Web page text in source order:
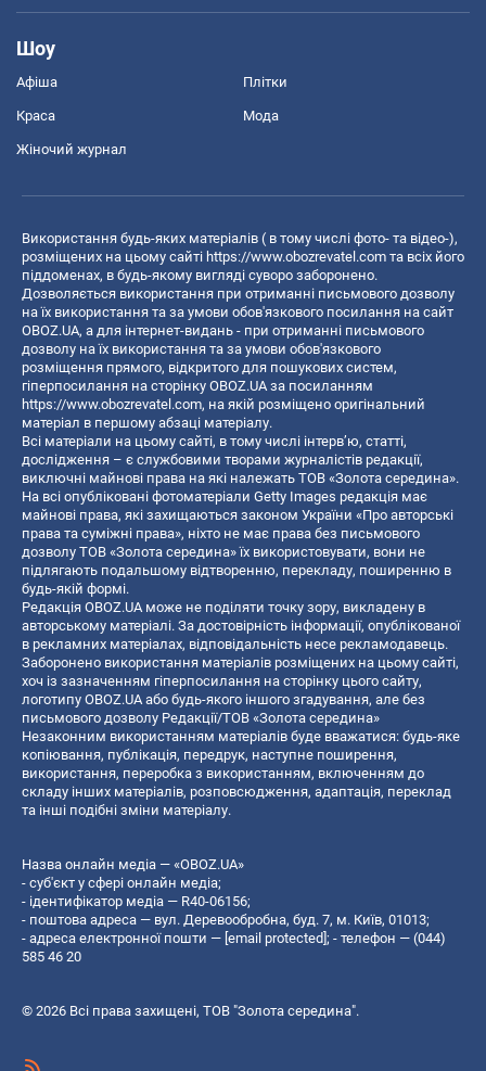
Шоу
Афіша Плітки
Краса Мода
Жіночий журнал
Використання будь-яких матеріалів ( в тому числі фото- та відео-),
розміщених на цьому сайті https://www.obozrevatel.com та всіх його
піддоменах, в будь-якому вигляді суворо заборонено.
Дозволяється використання при отриманні письмового дозволу
на їх використання та за умови обов'язкового посилання на сайт
OBOZ.UA, а для інтернет-видань - при отриманні письмового
дозволу на їх використання та за умови обов'язкового
розміщення прямого, відкритого для пошукових систем,
гіперпосилання на сторінку OBOZ.UA за посиланням
https://www.obozrevatel.com, на якій розміщено оригінальний
матеріал в першому абзаці матеріалу.
Всі матеріали на цьому сайті, в тому числі інтерв’ю, статті,
дослідження – є службовими творами журналістів редакції,
виключні майнові права на які належать ТОВ «Золота середина».
На всі опубліковані фотоматеріали Getty Images редакція має
майнові права, які захищаються законом України «Про авторські
права та суміжні права», ніхто не має права без письмового
дозволу ТОВ «Золота середина» їх використовувати, вони не
підлягають подальшому відтворенню, перекладу, поширенню в
будь-якій формі.
Редакція OBOZ.UA може не поділяти точку зору, викладену в
авторському матеріалі. За достовірність інформації, опублікованої
в рекламних матеріалах, відповідальність несе рекламодавець.
Заборонено використання матеріалів розміщених на цьому сайті,
хоч із зазначенням гіперпосилання на сторінку цього сайту,
логотипу OBOZ.UA або будь-якого іншого згадування, але без
письмового дозволу Редакції/ТОВ «Золота середина»
Незаконним використанням матеріалів буде вважатися: будь-яке
копiювання, публiкацiя, передрук, наступне поширення,
використання, переробка з використанням, включенням до
складу інших матеріалів, розповсюдження, адаптація, переклад
та інші подібні зміни матеріалу.
Назва онлайн медіа — «OBOZ.UA»
- суб'єкт у сфері онлайн медіа;
- ідентифікатор медіа — R40-06156;
- поштова адреса — вул. Деревообробна, буд. 7, м. Київ, 01013;
- адреса електронної пошти — [email protected] ; - телефон — (044)
585 46 20
© 2026 Всі права захищені, ТОВ "Золота середина".